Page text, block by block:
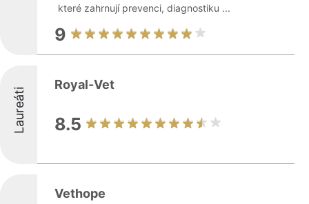
které zahrnují prevenci, diagnostiku ...
9
Laureáti
Royal-Vet
8.5
Vethope